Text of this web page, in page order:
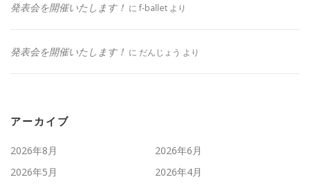
発表会を開催いたします！ に f-ballet より
発表会を開催いたします！ に だんじょう より
アーカイブ
2026年8月
2026年6月
2026年5月
2026年4月